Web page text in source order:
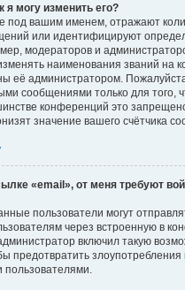
я могу изменить его?
под вашим именем, отражают
или идентифицируют
модераторов и
наименования званий на
её администратором.
сообщениями только для того,
конференций это
значение вашего счётчика
«email», от меня требуют
пользователи могут
через встроенную в
включил такую
предотвратить злоупотребления